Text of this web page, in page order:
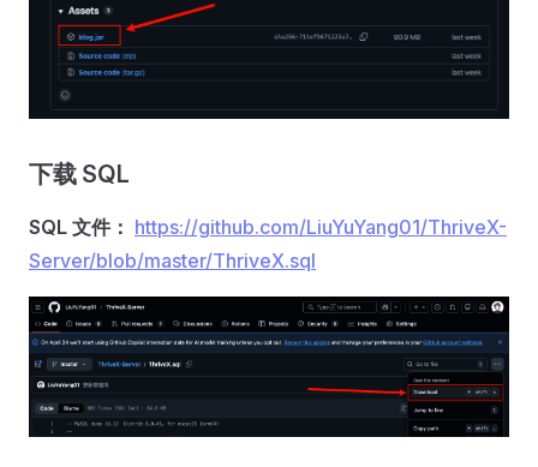
下载 SQL
SQL 文件： https://github.com/LiuYuYang01/ThriveX-
Server/blob/master/ThriveX.sql